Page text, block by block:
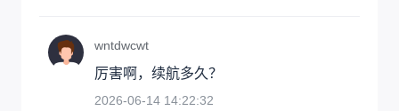
wntdwcwt
厉害啊，续航多久？
2026-06-14 14:22:32